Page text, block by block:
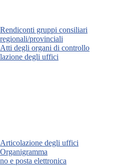
Rendiconti gruppi consiliari
regionali/provinciali
Atti degli organi di controllo
degli uffici
Articolazione degli uffici
Organigramma
e posta elettronica